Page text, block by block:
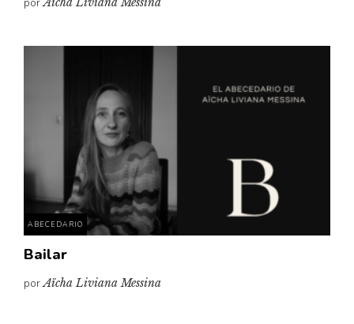
ABECEDARIO
Bailar
porAïcha Liviana Messina